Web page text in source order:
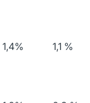
1,4% 1,1 %